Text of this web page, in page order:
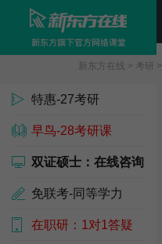
新东方在线 > 考研 >
特惠-27考研
早鸟-28考研课
双证硕士：在线咨询
免联考-同等学力
在职研：1对1答疑